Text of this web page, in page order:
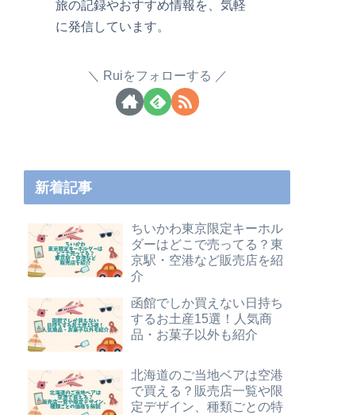
旅の記録やおすすめ情報を、気軽
に発信しています。
Ruiをフォローする
新着記事
ちいかわ東京限定キーホル
ダーはどこで売ってる？東
京駅・空港など販売店を紹
介
函館でしか買えない日持ち
するお土産15選！人気商
品・お菓子以外も紹介
北海道のご当地ベアは空港
で買える？販売店一覧や限
定デザイン、種類ごとの特